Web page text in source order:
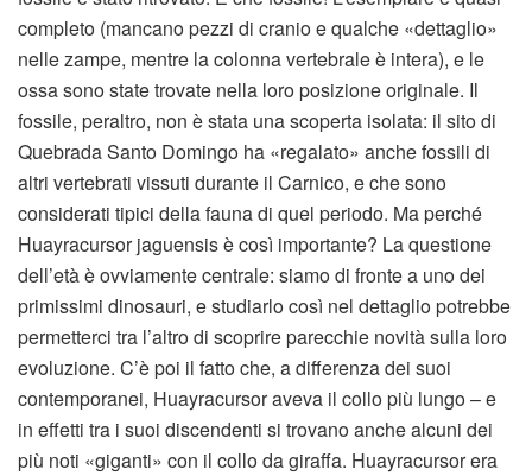
completo (mancano pezzi di cranio e qualche «dettaglio»
nelle zampe, mentre la colonna vertebrale è intera), e le
ossa sono state trovate nella loro posizione originale. Il
fossile, peraltro, non è stata una scoperta isolata: il sito di
Quebrada Santo Domingo ha «regalato» anche fossili di
altri vertebrati vissuti durante il Carnico, e che sono
considerati tipici della fauna di quel periodo. Ma perché
Huayracursor jaguensis è così importante? La questione
dell’età è ovviamente centrale: siamo di fronte a uno dei
primissimi dinosauri, e studiarlo così nel dettaglio potrebbe
permetterci tra l’altro di scoprire parecchie novità sulla loro
evoluzione. C’è poi il fatto che, a differenza dei suoi
contemporanei, Huayracursor aveva il collo più lungo – e
in effetti tra i suoi discendenti si trovano anche alcuni dei
più noti «giganti» con il collo da giraffa. Huayracursor era